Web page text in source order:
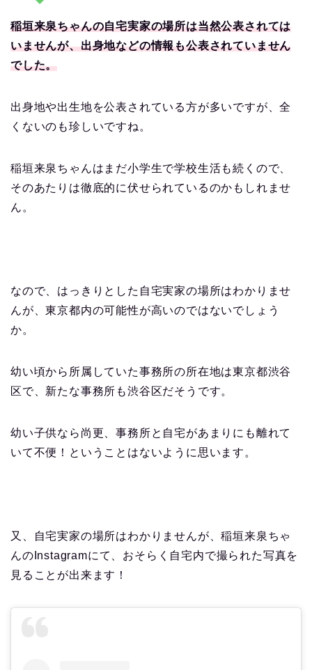
稲垣来泉ちゃんの自宅実家の場所は当然公表されては
いませんが、出身地などの情報も公表されていません
でした。
出身地や出生地を公表されている方が多いですが、全
くないのも珍しいですね。
稲垣来泉ちゃんはまだ小学生で学校生活も続くので、
そのあたりは徹底的に伏せられているのかもしれませ
ん。
なので、はっきりとした自宅実家の場所はわかりませ
んが、東京都内の可能性が高いのではないでしょう
か。
幼い頃から所属していた事務所の所在地は東京都渋谷
区で、新たな事務所も渋谷区だそうです。
幼い子供なら尚更、事務所と自宅があまりにも離れて
いて不便！ということはないように思います。
又、自宅実家の場所はわかりませんが、稲垣来泉ちゃ
んのInstagramにて、おそらく自宅内で撮られた写真を
見ることが出来ます！